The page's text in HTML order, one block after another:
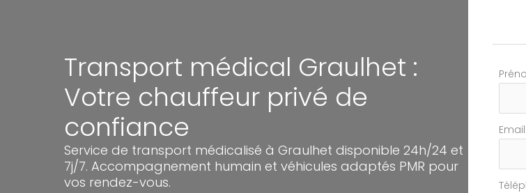
Transport médical Graulhet :
Votre chauffeur privé de
confiance
Service de transport médicalisé à Graulhet disponible 24h/24 et
7j/7. Accompagnement humain et véhicules adaptés PMR pour
vos rendez-vous.
Email